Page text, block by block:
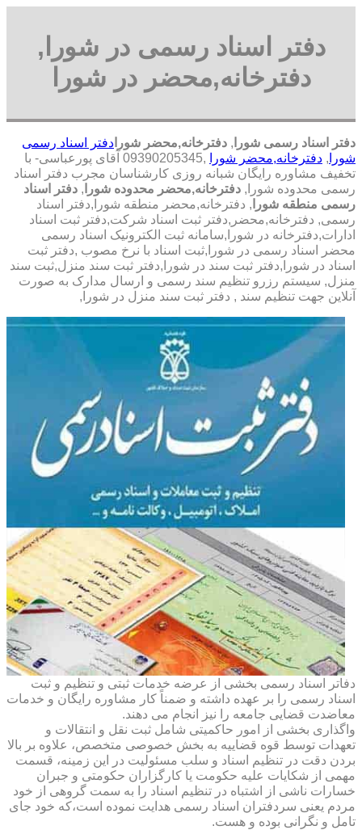
دفتر اسناد رسمی در شورا,
دفترخانه,محضر در شورا
دفتر اسناد رسمی شورا , دفترخانه,محضر شورا دفتر اسناد رسمی
شورا , دفترخانه,محضر شورا
,09390205345 آقای پورعباسی- با
تخفیف مشاوره رايگان شبانه روزی کارشناسان مجرب دفتر اسناد
رسمی محدوده شورا, دفترخانه,محضر محدوده شورا , دفتر اسناد
رسمی منطقه شورا , دفترخانه,محضر منطقه شورا,دفتر اسناد
رسمی, دفترخانه,محضر,دفتر ثبت اسناد شرکت,دفتر ثبت اسناد
ادارات,دفترخانه در شورا,سامانه ثبت الکترونیک اسناد رسمی
محضر اسناد رسمی در شورا,ثبت اسناد با نرخ مصوب ,دفتر ثبت
اسناد در شورا,دفتر ثبت سند در شورا,دفتر ثبت سند منزل,ثبت سند
منزل, سیستم رزرو تنظیم سند رسمی و ارسال مدارک به صورت
آنلاین جهت تنظیم سند , دفتر ثبت سند منزل در شورا,
دفاتر اسناد رسمی بخشی از عرضه خدمات ثبتی و تنظیم و ثبت
اسناد رسمی را بر عهده داشته و ضمناً کار مشاوره رایگان و خدمات
معاضدت قضایی جامعه را نیز انجام می دهند.
واگذاری بخشی از امور حاکمیتی شامل ثبت نقل و انتقالات و
تعهدات توسط قوه قضاییه به بخش خصوصی متخصص، علاوه بر بالا
بردن دقت در تنظیم اسناد و سلب مسئولیت در این زمینه، قسمت
مهمی از شکایات علیه حکومت یا کارگزاران حکومتی و جبران
خسارات ناشی از اشتباه در تنظیم اسناد را به سمت گروهی از خود
مردم یعنی سردفتران اسناد رسمی هدایت نموده است،که خود جای
تامل و نگرانی بوده و هست.